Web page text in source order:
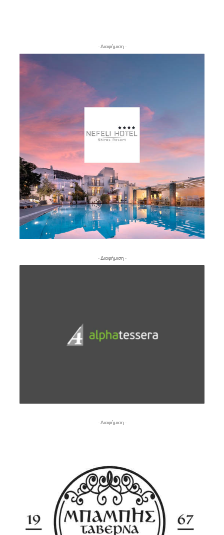
- Διαφήμιση -
- Διαφήμιση -
- Διαφήμιση -